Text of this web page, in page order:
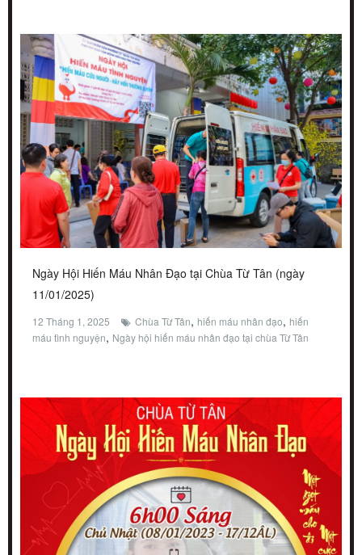
Ngày Hội Hiến Máu Nhân Đạo tại Chùa Từ Tân (ngày
11/01/2025)
12 Tháng 1, 2025 Chùa Từ Tân, hiến máu nhân đạo, hiến
máu tình nguyện, Ngày hội hiến máu nhân đạo tại chùa Từ Tân